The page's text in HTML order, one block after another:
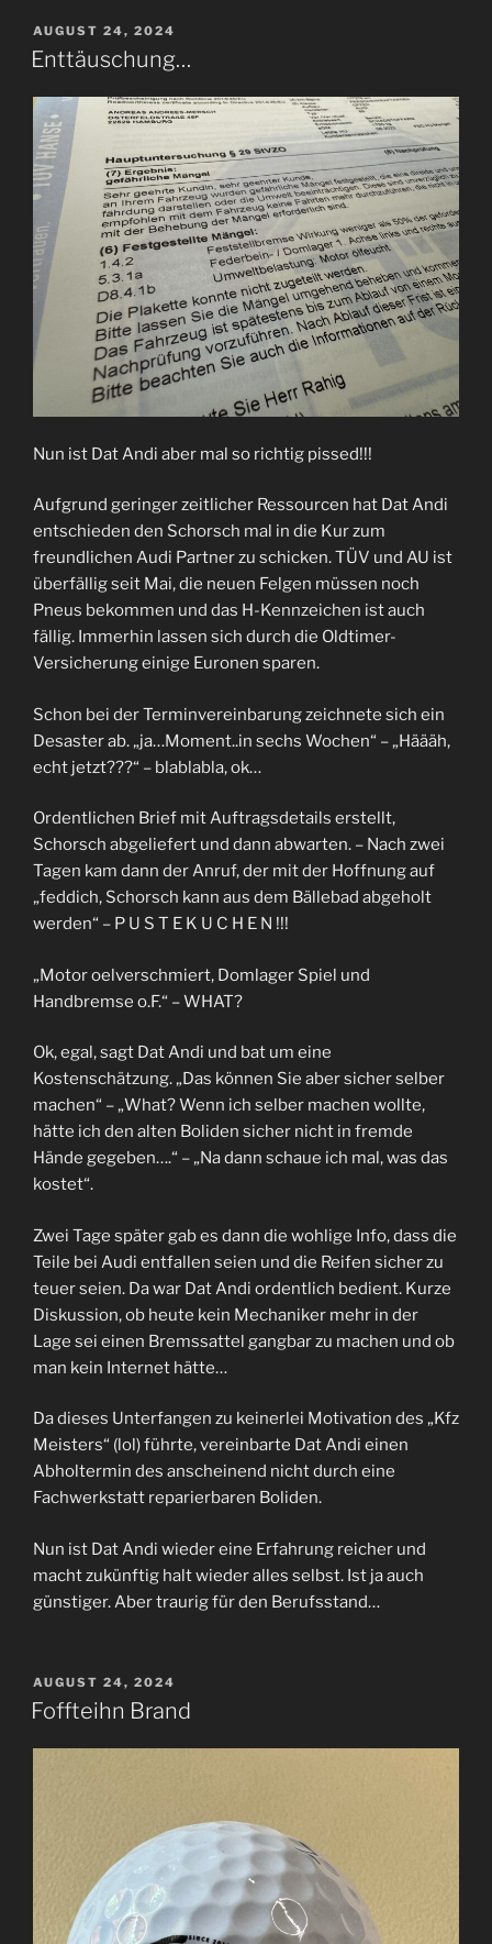
VERÖFFENTLICHT
AM
AUGUST 24, 2024
Enttäuschung…
Nun ist Dat Andi aber mal so richtig pissed!!!
Aufgrund geringer zeitlicher Ressourcen hat Dat Andi
entschieden den Schorsch mal in die Kur zum
freundlichen Audi Partner zu schicken. TÜV und AU ist
überfällig seit Mai, die neuen Felgen müssen noch
Pneus bekommen und das H-Kennzeichen ist auch
fällig. Immerhin lassen sich durch die Oldtimer-
Versicherung einige Euronen sparen.
Schon bei der Terminvereinbarung zeichnete sich ein
Desaster ab. „ja…Moment..in sechs Wochen“ – „Häääh,
echt jetzt???“ – blablabla, ok…
Ordentlichen Brief mit Auftragsdetails erstellt,
Schorsch abgeliefert und dann abwarten. – Nach zwei
Tagen kam dann der Anruf, der mit der Hoffnung auf
„feddich, Schorsch kann aus dem Bällebad abgeholt
werden“ – P U S T E K U C H E N !!!
„Motor oelverschmiert, Domlager Spiel und
Handbremse o.F.“ – WHAT?
Ok, egal, sagt Dat Andi und bat um eine
Kostenschätzung. „Das können Sie aber sicher selber
machen“ – „What? Wenn ich selber machen wollte,
hätte ich den alten Boliden sicher nicht in fremde
Hände gegeben….“ – „Na dann schaue ich mal, was das
kostet“.
Zwei Tage später gab es dann die wohlige Info, dass die
Teile bei Audi entfallen seien und die Reifen sicher zu
teuer seien. Da war Dat Andi ordentlich bedient. Kurze
Diskussion, ob heute kein Mechaniker mehr in der
Lage sei einen Bremssattel gangbar zu machen und ob
man kein Internet hätte…
Da dieses Unterfangen zu keinerlei Motivation des „Kfz
Meisters“ (lol) führte, vereinbarte Dat Andi einen
Abholtermin des anscheinend nicht durch eine
Fachwerkstatt reparierbaren Boliden.
Nun ist Dat Andi wieder eine Erfahrung reicher und
macht zukünftig halt wieder alles selbst. Ist ja auch
günstiger. Aber traurig für den Berufsstand…
VERÖFFENTLICHT
AM
AUGUST 24, 2024
Foffteihn Brand